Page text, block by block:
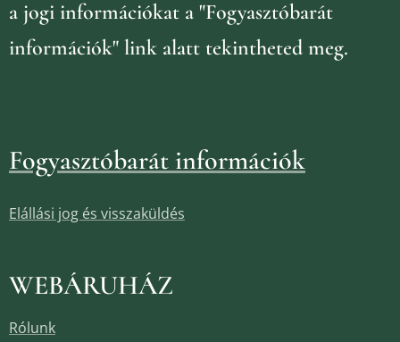
a jogi információkat a "Fogyasztóbarát
információk" link alatt tekintheted meg.
Fogyasztóbarát információk
Elállási jog és visszaküldés
WEBÁRUHÁZ
Rólunk